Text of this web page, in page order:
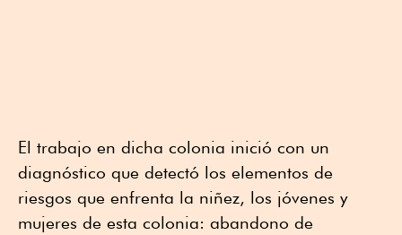
El trabajo en dicha colonia inició con un
diagnóstico que detectó los elementos de
riesgos que enfrenta la niñez, los jóvenes y
mujeres de esta colonia: abandono de